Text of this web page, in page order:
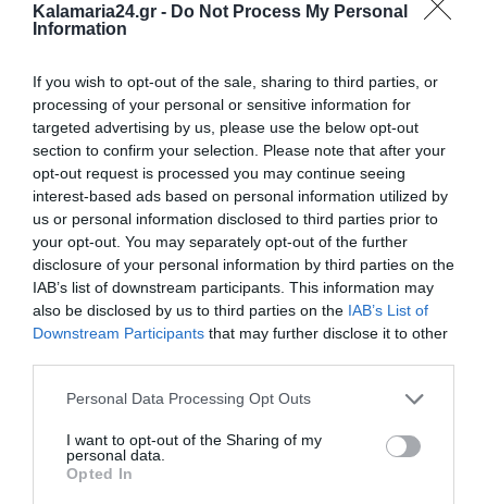
Kalamaria24.gr - Do Not Process My Personal
Information
If you wish to opt-out of the sale, sharing to third parties, or
processing of your personal or sensitive information for
targeted advertising by us, please use the below opt-out
section to confirm your selection. Please note that after your
opt-out request is processed you may continue seeing
interest-based ads based on personal information utilized by
us or personal information disclosed to third parties prior to
your opt-out. You may separately opt-out of the further
disclosure of your personal information by third parties on the
IAB’s list of downstream participants. This information may
also be disclosed by us to third parties on the IAB’s List of
Downstream Participants that may further disclose it to other
Personal Data Processing Opt Outs
I want to opt-out of the Sharing of my
personal data.
Opted In